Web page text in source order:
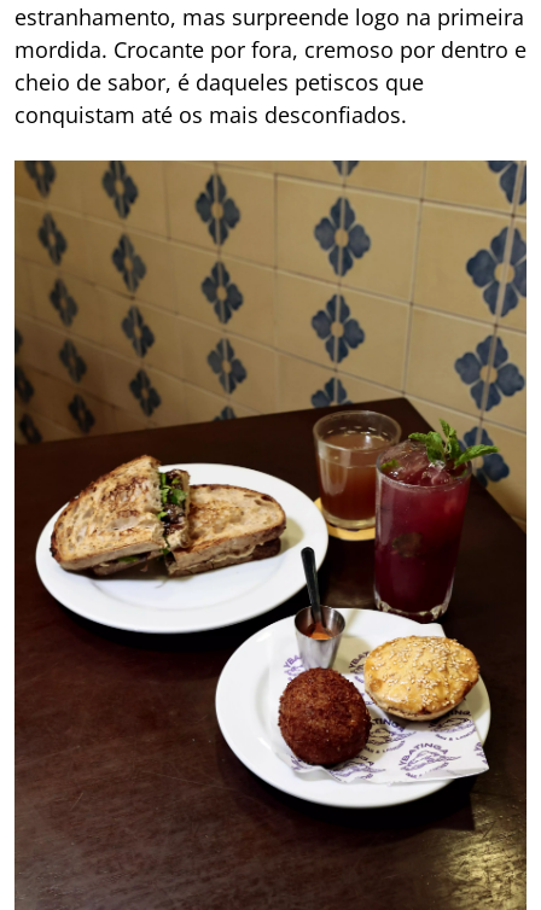
estranhamento, mas surpreende logo na primeira
mordida. Crocante por fora, cremoso por dentro e
cheio de sabor, é daqueles petiscos que
conquistam até os mais desconfiados.